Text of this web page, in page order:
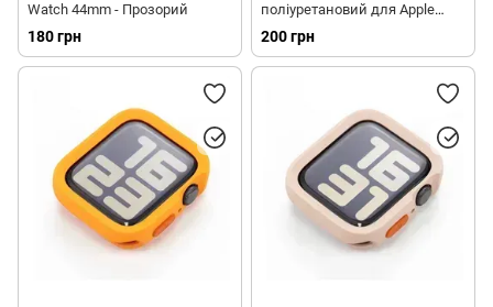
Watch 44mm - Прозорий
180 грн
поліуретановий для Apple
Watch 44/45mm - Жовтий
200 грн